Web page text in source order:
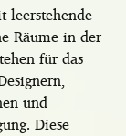
leerstehende
Räume in der
für das
und
Diese